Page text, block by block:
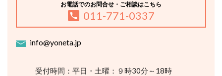
お電話でのお問合せ・ご相談はこちら
011-771-0337
info@yoneta.jp
受付時間：平日・土曜：９時30分～18時